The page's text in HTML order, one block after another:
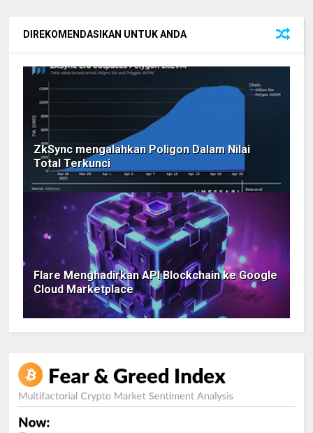
DIREKOMENDASIKAN UNTUK ANDA
ZkSync mengalahkan Poligon Dalam Nilai
Total Terkunci
Flare Menghadirkan API Blockchain ke Google
Cloud Marketplace